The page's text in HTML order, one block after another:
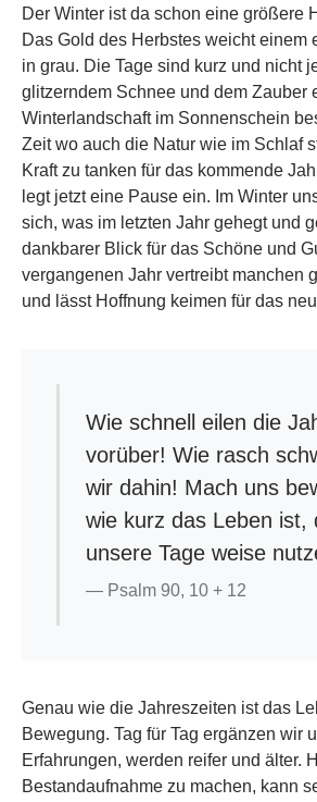
Der Winter ist da schon eine größere
Das Gold des Herbstes weicht einem
in grau. Die Tage sind kurz und nicht
glitzerndem Schnee und dem Zauber
Winterlandschaft im Sonnenschein
Zeit wo auch die Natur wie im Schlaf
Kraft zu tanken für das kommende
legt jetzt eine Pause ein. Im Winter
sich, was im letzten Jahr gehegt und
dankbarer Blick für das Schöne und
vergangenen Jahr vertreibt manchen
und lässt Hoffnung keimen für das
Wie schnell eilen die
vorüber! Wie rasch
wir dahin! Mach uns
wie kurz das Leben ist,
unsere Tage weise
Psalm 90, 10 + 12
Genau wie die Jahreszeiten ist das
Bewegung. Tag für Tag ergänzen wir
Erfahrungen, werden reifer und älter.
Bestandaufnahme zu machen, kann